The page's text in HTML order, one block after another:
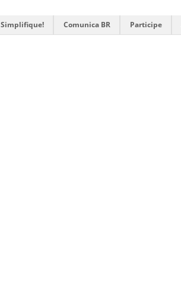
Simplifique! Comunica BR Participe